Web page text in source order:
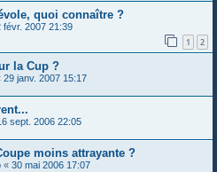
quoi connaître ?
févr. 2007 21:39
1 2
la Cup ?
29 janv. 2007 15:17
sept. 2006 22:05
moins attrayante ?
« 30 mai 2006 17:07